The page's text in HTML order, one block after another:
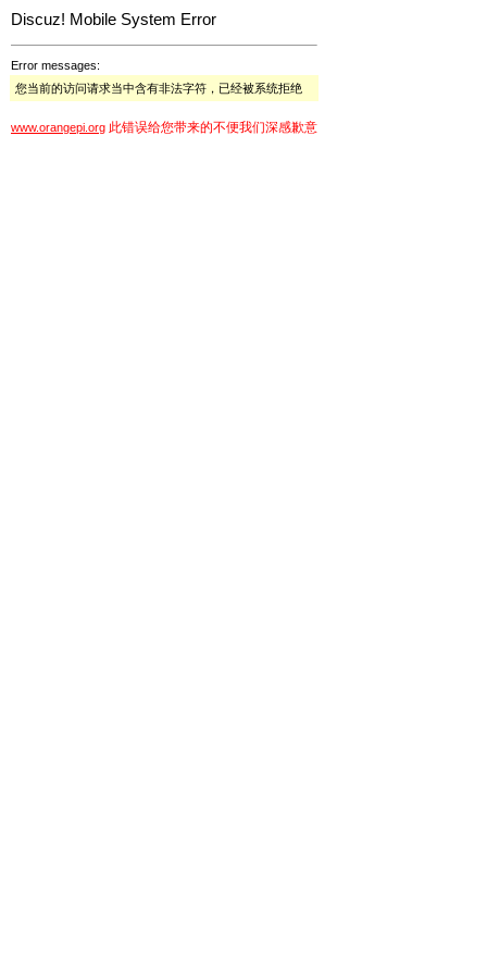
Discuz! Mobile System Error
Error messages:
您当前的访问请求当中含有非法字符，已经被系统拒绝
www.orangepi.org 此错误给您带来的不便我们深感歉意